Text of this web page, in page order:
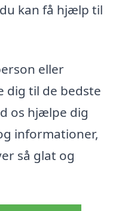
kan få hjælp til
eller
dig til de bedste
os hjælpe dig
informationer,
så glat og